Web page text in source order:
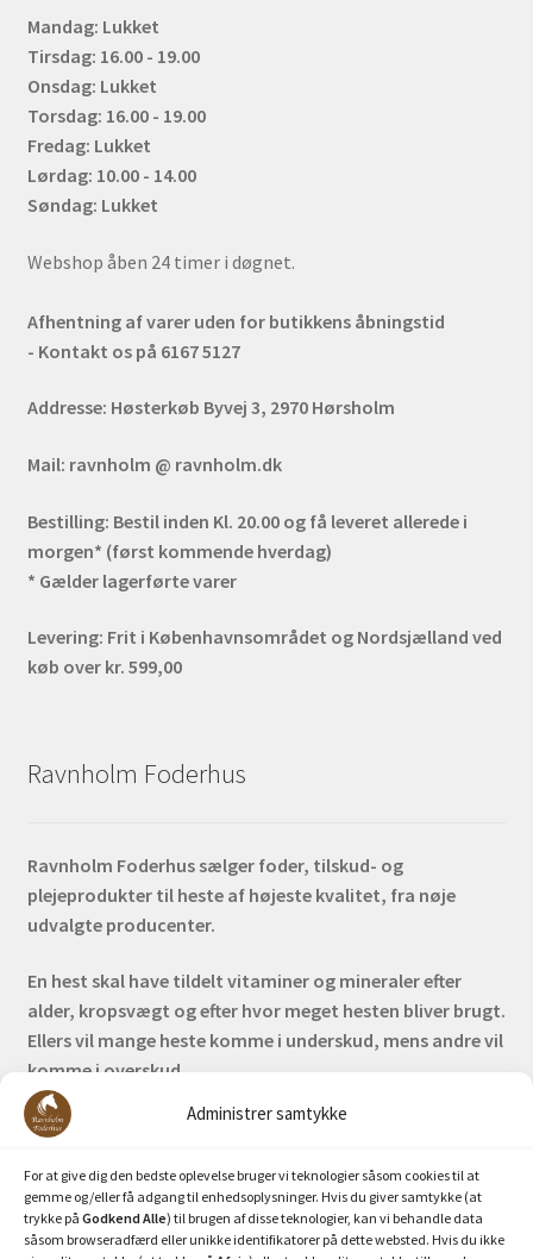
Administrer samtykke
For at give dig den bedste oplevelse bruger vi teknologier såsom cookies til at
gemme og/eller få adgang til enhedsoplysninger. Hvis du giver samtykke (at
trykke på Godkend Alle) til brugen af disse teknologier, kan vi behandle data
såsom browseradfærd eller unikke identifikatorer på dette websted. Hvis du ikke
Mandag: Lukket
Tirsdag: 16.00 - 19.00
Onsdag: Lukket
Torsdag: 16.00 - 19.00
Fredag: Lukket
Lørdag: 10.00 - 14.00
Søndag: Lukket
Webshop åben 24 timer i døgnet.
Afhentning af varer uden for butikkens åbningstid
- Kontakt os på 6167 5127
Addresse: Høsterkøb Byvej 3, 2970 Hørsholm
Mail: ravnholm @ ravnholm.dk
Bestilling: Bestil inden Kl. 20.00 og få leveret allerede i
morgen* (først kommende hverdag)
* Gælder lagerførte varer
Levering: Frit i Københavnsområdet og Nordsjælland ved
køb over kr. 599,00
Ravnholm Foderhus
Ravnholm Foderhus sælger foder, tilskud- og
plejeprodukter til heste af højeste kvalitet, fra nøje
udvalgte producenter.
En hest skal have tildelt vitaminer og mineraler efter
alder, kropsvægt og efter hvor meget hesten bliver brugt.
Ellers vil mange heste komme i underskud, mens andre vil
komme i overskud.
Bank: Nordea / Reg: 2413 Konto nr. 6285 704 772